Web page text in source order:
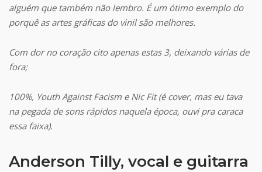
alguém que também não lembro. É um ótimo exemplo do
porquê as artes gráficas do vinil são melhores.
Com dor no coração cito apenas estas 3, deixando várias de
fora;
100%, Youth Against Facism e Nic Fit (é cover, mas eu tava
na pegada de sons rápidos naquela época, ouvi pra caraca
essa faixa).
Anderson Tilly, vocal e guitarra